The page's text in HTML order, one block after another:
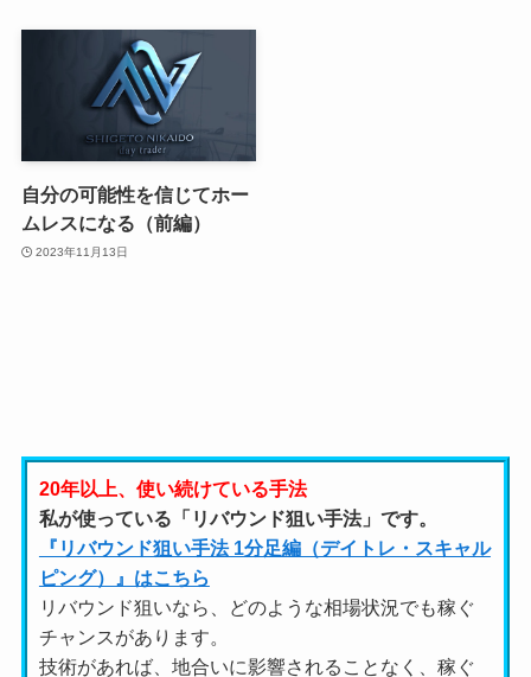
自分の可能性を信じてホー
ムレスになる（前編）
2023年11月13日
20年以上、使い続けている手法
私が使っている「リバウンド狙い手法」です。
『リバウンド狙い手法 1分足編（デイトレ・スキャル
ピング）』はこちら
リバウンド狙いなら、どのような相場状況でも稼ぐ
チャンスがあります。
技術があれば、地合いに影響されることなく、稼ぐ